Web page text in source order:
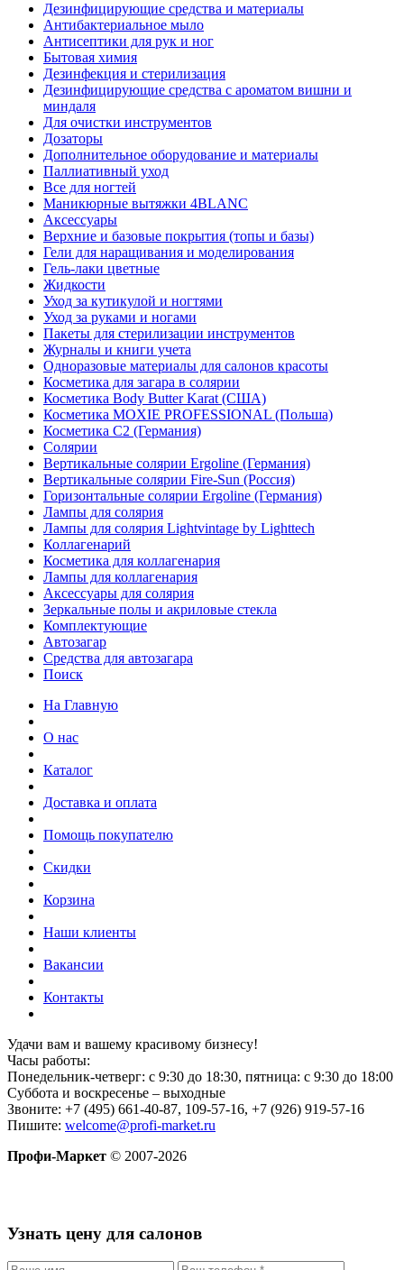
Дезинфицирующие средства и материалы
Антибактериальное мыло
Антисептики для рук и ног
Бытовая химия
Дезинфекция и стерилизация
Дезинфицирующие средства с ароматом вишни и
миндаля
Для очистки инструментов
Дозаторы
Дополнительное оборудование и материалы
Паллиативный уход
Все для ногтей
Маникюрные вытяжки 4BLANC
Аксессуары
Верхние и базовые покрытия (топы и базы)
Гели для наращивания и моделирования
Гель-лаки цветные
Жидкости
Уход за кутикулой и ногтями
Уход за руками и ногами
Пакеты для стерилизации инструментов
Журналы и книги учета
Одноразовые материалы для салонов красоты
Косметика для загара в солярии
Косметика Body Butter Karat (США)
Косметика MOXIE PROFESSIONAL (Польша)
Косметика С2 (Германия)
Солярии
Вертикальные солярии Ergoline (Германия)
Вертикальные солярии Fire-Sun (Россия)
Горизонтальные солярии Ergoline (Германия)
Лампы для солярия
Лампы для солярия Lightvintage by Lighttech
Коллагенарий
Косметика для коллагенария
Лампы для коллагенария
Аксессуары для солярия
Зеркальные полы и акриловые стекла
Комплектующие
Автозагар
Средства для автозагара
Поиск
На Главную
О нас
Каталог
Доставка и оплата
Помощь покупателю
Скидки
Корзина
Наши клиенты
Вакансии
Контакты
Удачи вам и вашему красивому бизнесу!
Часы работы:
Понедельник-четверг: с 9:30 до 18:30, пятница: с 9:30 до 18:00
Суббота и воскресенье – выходные
Звоните: +7 (495) 661-40-87, 109-57-16, +7 (926) 919-57-16
Пишите: welcome@profi-market.ru
Профи-Маркет © 2007-2026
Узнать цену для салонов